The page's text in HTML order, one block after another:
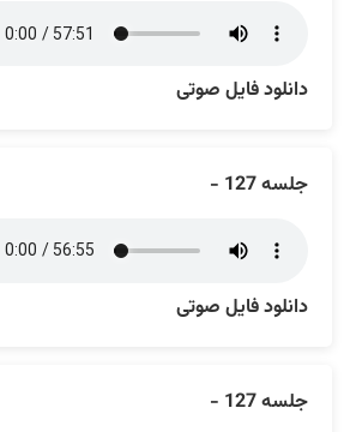
دانلود فایل صوتی
جلسه 127 -
دانلود فایل صوتی
جلسه 127 -